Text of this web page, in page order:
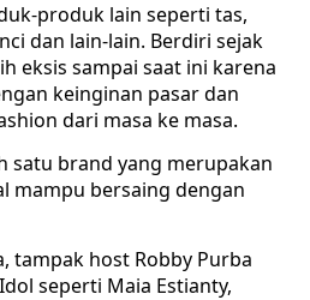
produk lain seperti tas,
dan lain-lain. Berdiri sejak
eksis sampai saat ini karena
keinginan pasar dan
dari masa ke masa.
satu brand yang merupakan
mampu bersaing dengan
tampak host Robby Purba
seperti Maia Estianty,